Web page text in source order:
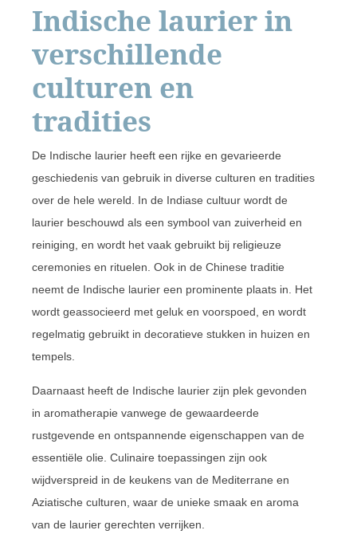
Indische laurier in
verschillende
culturen en
tradities
De Indische laurier heeft een rijke en gevarieerde
geschiedenis van gebruik in diverse culturen en tradities
over de hele wereld. In de Indiase cultuur wordt de
laurier beschouwd als een symbool van zuiverheid en
reiniging, en wordt het vaak gebruikt bij religieuze
ceremonies en rituelen. Ook in de Chinese traditie
neemt de Indische laurier een prominente plaats in. Het
wordt geassocieerd met geluk en voorspoed, en wordt
regelmatig gebruikt in decoratieve stukken in huizen en
tempels.
Daarnaast heeft de Indische laurier zijn plek gevonden
in aromatherapie vanwege de gewaardeerde
rustgevende en ontspannende eigenschappen van de
essentiële olie. Culinaire toepassingen zijn ook
wijdverspreid in de keukens van de Mediterrane en
Aziatische culturen, waar de unieke smaak en aroma
van de laurier gerechten verrijken.